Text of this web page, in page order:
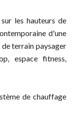
les hauteurs de
d'une
terrain paysager
espace fitness,
de chauffage